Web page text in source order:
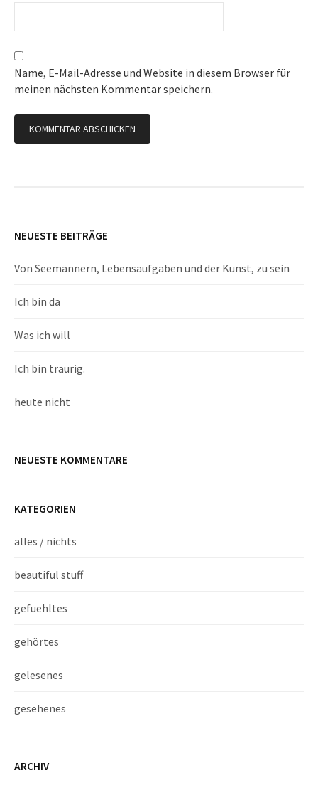
Name, E-Mail-Adresse und Website in diesem Browser für
meinen nächsten Kommentar speichern.
NEUESTE BEITRÄGE
Von Seemännern, Lebensaufgaben und der Kunst, zu sein
Ich bin da
Was ich will
Ich bin traurig.
heute nicht
NEUESTE KOMMENTARE
KATEGORIEN
alles / nichts
beautiful stuff
gefuehltes
gehörtes
gelesenes
gesehenes
ARCHIV